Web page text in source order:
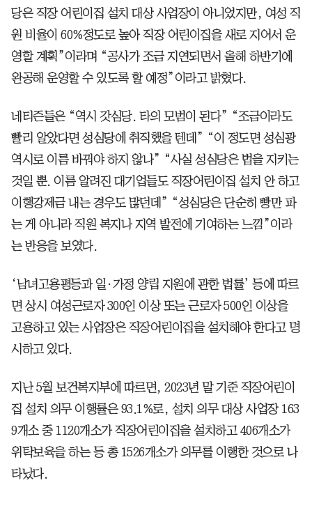
당은 직장 어린이집 설치 대상 사업장이 아니었지만, 여성 직
원 비율이 60%정도로 높아 직장 어린이집을 새로 지어서 운
영할 계획”이라며 “공사가 조금 지연되면서 올해 하반기에
완공해 운영할 수 있도록 할 예정”이라고 밝혔다.
네티즌들은 “역시 갓심당. 타의 모범이 된다” “조금이라도
빨리 알았다면 성심당에 취직했을 텐데” “이 정도면 성심광
역시로 이름 바꿔야 하지 않나” “사실 성심당은 법을 지키는
것일 뿐. 이름 알려진 대기업들도 직장어린이집 설치 안 하고
이행강제금 내는 경우도 많던데” “성심당은 단순히 빵만 파
는 게 아니라 직원 복지나 지역 발전에 기여하는 느낌”이라
는 반응을 보였다.
‘남녀고용평등과 일·가정 양립 지원에 관한 법률’ 등에 따르
면 상시 여성근로자 300인 이상 또는 근로자 500인 이상을
고용하고 있는 사업장은 직장어린이집을 설치해야 한다고 명
시하고 있다.
지난 5월 보건복지부에 따르면, 2023년 말 기준 직장어린이
집 설치 의무 이행률은 93.1%로, 설치 의무 대상 사업장 163
9개소 중 1120개소가 직장어린이집을 설치하고 406개소가
위탁보육을 하는 등 총 1526개소가 의무를 이행한 것으로 나
타났다.